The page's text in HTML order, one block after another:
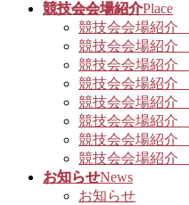
競技会会場紹介Place
競技会会場紹介
競技会会場紹介
競技会会場紹介
競技会会場紹介
競技会会場紹介
競技会会場紹介
競技会会場紹介
競技会会場紹介
お知らせNews
お知らせ